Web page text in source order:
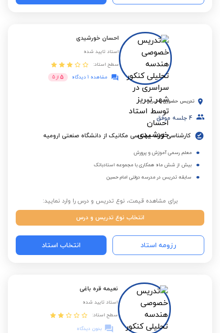
احسان خورشیدی
استاد تایید شده
سطح استاد:
مشاهده 1 دیدگاه
5 از 5
تدریس حضوری - تبریز
4 جلسه موفق
کارشناسی ارشد مهندسی مکانیک از دانشگاه صنعتی ارومیه
معلم رسمی آموزش و پرورش
بیش از شش ماه همکاری با مجموعه استادبانک
سابقه تدریس در مدرسه دولتی امام حسین
برای مشاهده قیمت، نوع تدریس و درس را وارد نمایید:
انتخاب نوع تدریس و درس
رزومه استاد انتخاب استاد
نعیمه قره باغی
استاد تایید شده
سطح استاد:
بدون دیدگاه